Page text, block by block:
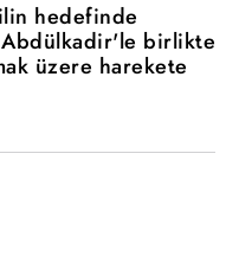
hedefinde
birlikte
üzere harekete